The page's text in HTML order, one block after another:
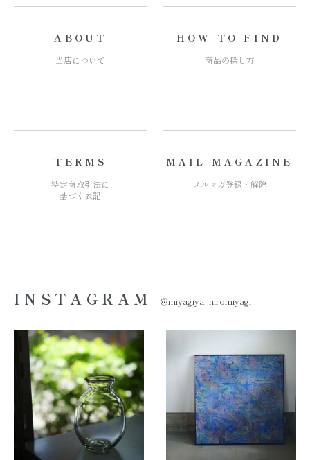
ABOUT
当店について
HOW TO FIND
商品の探し方
TERMS
特定商取引法に
基づく表記
MAIL MAGAZINE
メルマガ登録・解除
INSTAGRAM @miyagiya_hiromiyagi